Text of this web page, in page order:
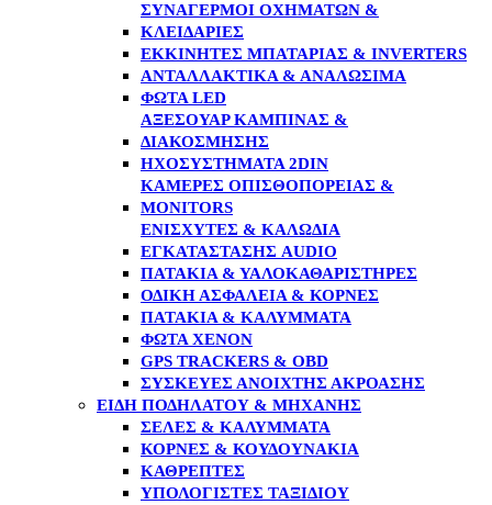
ΣΥΝΑΓΕΡΜΟΊ ΟΧΗΜΆΤΩΝ &
ΚΛΕΙΔΑΡΙΈΣ
ΕΚΚΙΝΗΤΈΣ ΜΠΑΤΑΡΊΑΣ & INVERTERS
ΑΝΤΑΛΛΑΚΤΙΚΆ & ΑΝΑΛΏΣΙΜΑ
ΦΏΤΑ LED
ΑΞΕΣΟΥΆΡ ΚΑΜΠΊΝΑΣ &
ΔΙΑΚΌΣΜΗΣΗΣ
ΗΧΟΣΥΣΤΉΜΑΤΑ 2DIN
ΚΆΜΕΡΕΣ ΟΠΙΣΘΟΠΟΡΕΊΑΣ &
MONITORS
ΕΝΙΣΧΥΤΈΣ & ΚΑΛΏΔΙΑ
ΕΓΚΑΤΆΣΤΑΣΗΣ AUDIO
ΠΑΤΆΚΙΑ & ΥΑΛΟΚΑΘΑΡΙΣΤΉΡΕΣ
ΟΔΙΚΉ ΑΣΦΆΛΕΙΑ & ΚΌΡΝΕΣ
ΠΑΤΆΚΙΑ & ΚΑΛΎΜΜΑΤΑ
ΦΏΤΑ XENON
GPS TRACKERS & OBD
ΣΥΣΚΕΥΈΣ ΑΝΟΙΧΤΉΣ ΑΚΡΌΑΣΗΣ
ΕΊΔΗ ΠΟΔΗΛΆΤΟΥ & ΜΗΧΑΝΉΣ
ΣΈΛΕΣ & ΚΑΛΎΜΜΑΤΑ
ΚΌΡΝΕΣ & ΚΟΥΔΟΥΝΆΚΙΑ
ΚΑΘΡΈΠΤΕΣ
ΥΠΟΛΟΓΙΣΤΈΣ ΤΑΞΙΔΊΟΥ